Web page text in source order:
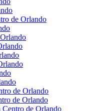
de Orlando
de Orlando
de Orlando
Centro de Orlando